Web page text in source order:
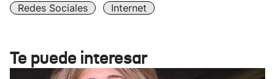
Redes Sociales
Internet
Te puede interesar